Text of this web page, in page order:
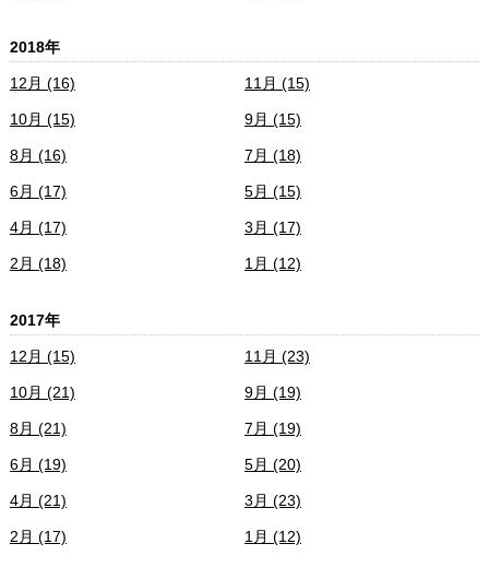
2018年
12月 (16) 11月 (15)
10月 (15) 9月 (15)
8月 (16) 7月 (18)
6月 (17) 5月 (15)
4月 (17) 3月 (17)
2月 (18) 1月 (12)
2017年
12月 (15) 11月 (23)
10月 (21) 9月 (19)
8月 (21) 7月 (19)
6月 (19) 5月 (20)
4月 (21) 3月 (23)
2月 (17) 1月 (12)